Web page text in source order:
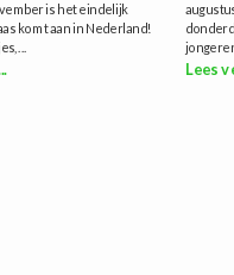
is het eindelijk
komt aan in Nederland!
Lees